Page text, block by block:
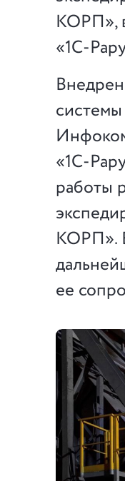
КОРП»,
«1С-
работы
КОРП».
ее